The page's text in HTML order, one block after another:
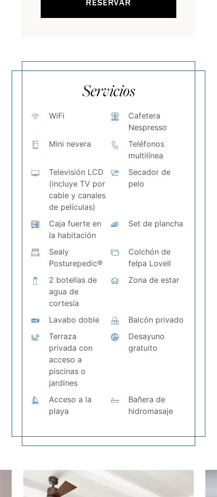
Servicios
WiFi
Cafetera
Nespresso
Mini nevera
Teléfonos
multilínea
Televisión LCD
(incluye TV por
cable y canales
de películas)
Secador de
pelo
Caja fuerte en
la habitación
Set de plancha
Sealy
Posturepedic®
Colchón de
felpa Lovell
2 botellas de
agua de
cortesía
Zona de estar
Lavabo doble
Balcón privado
Terraza
privada con
acceso a
piscinas o
jardines
Desayuno
gratuito
Acceso a la
playa
Bañera de
hidromasaje